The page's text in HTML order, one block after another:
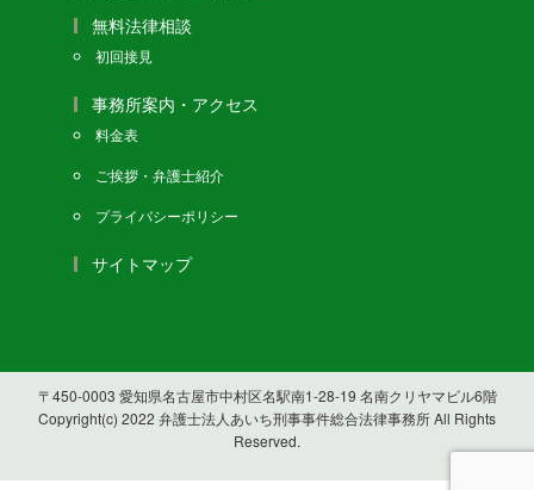
無料法律相談
初回接見
事務所案内・アクセス
料金表
ご挨拶・弁護士紹介
プライバシーポリシー
サイトマップ
〒450-0003 愛知県名古屋市中村区名駅南1-28-19 名南クリヤマビル6階
Copyright(c) 2022 弁護士法人あいち刑事事件総合法律事務所 All Rights
Reserved.